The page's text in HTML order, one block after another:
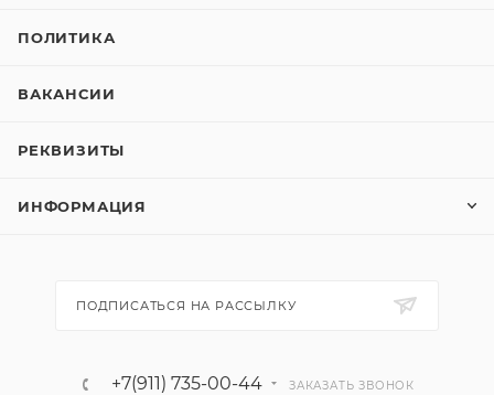
ПОЛИТИКА
ВАКАНСИИ
РЕКВИЗИТЫ
ИНФОРМАЦИЯ
ПОДПИСАТЬСЯ НА РАССЫЛКУ
+7(911) 735-00-44 ЗАКАЗАТЬ ЗВОНОК